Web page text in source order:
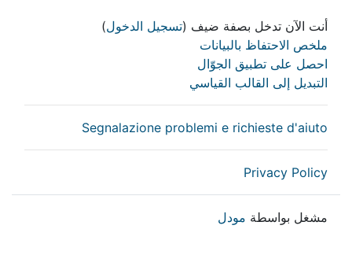
أنت الآن تدخل بصفة ضيف (تسجيل الدخول)
ملخص الاحتفاظ بالبيانات
احصل على تطبيق الجوّال
التبديل إلى القالب القياسي
Segnalazione problemi e richieste d'aiuto
Privacy Policy
مشغل بواسطة مودل